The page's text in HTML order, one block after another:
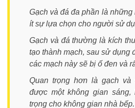
Gạch và đá đa phần là những
ít sự lựa chọn cho người sử
Gạch và đá thường là kích
tạo thành mạch, sau sử dụng
các mạch này sẽ bị ố đen và
Quan trọng hơn là gạch và
được một không gian
trọng cho không gian nhà bếp.